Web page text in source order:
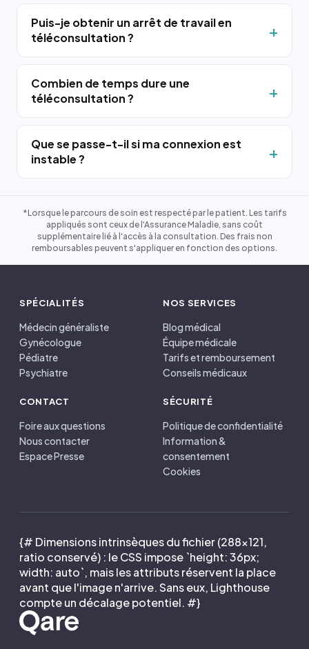
Puis-je obtenir un arrêt de travail en
téléconsultation ?
Combien de temps dure une
téléconsultation ?
Que se passe-t-il si ma connexion est
instable ?
*Lorsque le parcours de soin est respecté par le patient. Les tarifs
appliqués sont ceux de l'Assurance Maladie, sans coût
supplémentaire lié à l'accès à la consultation. Des frais non
remboursables peuvent s'appliquer en fonction des options.
SPÉCIALITÉS
Médecin généraliste
Gynécologue
Pédiatre
Psychiatre
NOS SERVICES
Blog médical
Équipe médicale
Tarifs et remboursement
Conseils médicaux
CONTACT
Foire aux questions
Nous contacter
Espace Presse
SÉCURITÉ
Politique de confidentialité
Information &
consentement
Cookies
{# Dimensions intrinsèques du fichier (288×121,
ratio conservé) : le CSS impose `height: 36px;
width: auto`, mais les attributs réservent la place
avant que l'image n'arrive. Sans eux, Lighthouse
compte un décalage potentiel. #}